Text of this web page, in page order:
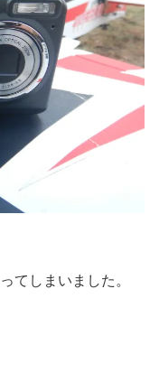
てしまいました。